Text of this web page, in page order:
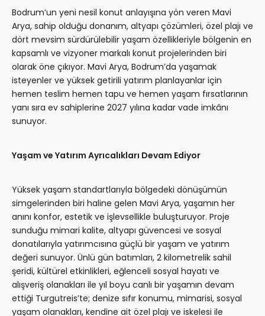
Bodrum’un yeni nesil konut anlayışına yön veren Mavi
Arya, sahip olduğu donanım, altyapı çözümleri, özel plajı ve
dört mevsim sürdürülebilir yaşam özellikleriyle bölgenin en
kapsamlı ve vizyoner markalı konut projelerinden biri
olarak öne çıkıyor. Mavi Arya, Bodrum’da yaşamak
isteyenler ve yüksek getirili yatırım planlayanlar için
hemen teslim hemen tapu ve hemen yaşam fırsatlarının
yanı sıra ev sahiplerine 2027 yılına kadar vade imkânı
sunuyor.
Yaşam ve Yatırım Ayrıcalıkları Devam Ediyor
Yüksek yaşam standartlarıyla bölgedeki dönüşümün
simgelerinden biri haline gelen Mavi Arya, yaşamın her
anını konfor, estetik ve işlevsellikle buluşturuyor. Proje
sunduğu mimari kalite, altyapı güvencesi ve sosyal
donatılarıyla yatırımcısına güçlü bir yaşam ve yatırım
değeri sunuyor. Ünlü gün batımları, 2 kilometrelik sahil
şeridi, kültürel etkinlikleri, eğlenceli sosyal hayatı ve
alışveriş olanakları ile yıl boyu canlı bir yaşamın devam
ettiği Turgutreis’te; denize sıfır konumu, mimarisi, sosyal
yaşam olanakları, kendine ait özel plajı ve iskelesi ile